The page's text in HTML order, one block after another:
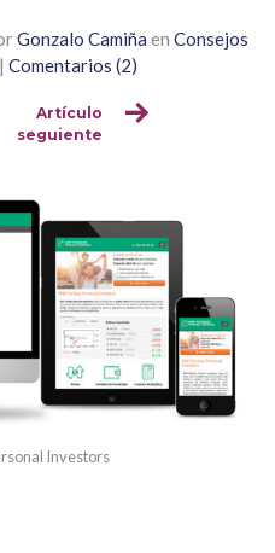
Gonzalo Camiña en Consejos
| Comentarios (2)
Artículo
seguiente
Investors